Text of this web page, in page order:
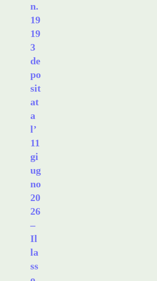
n.
19
19
3
de
po
sit
at
a
l’
11
gi
ug
no
20
26
–
Il
la
ss